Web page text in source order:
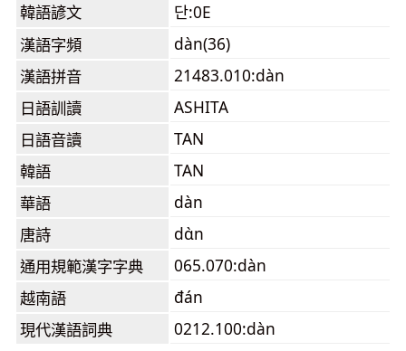
韓語諺文
단:0E
漢語字頻
dàn(36)
漢語拼音
21483.010:dàn
日語訓讀
ASHITA
日語音讀
TAN
韓語
TAN
華語
dàn
唐詩
dɑ̀n
通用規範漢字字典
065.070:dàn
越南語
đán
現代漢語詞典
0212.100:dàn